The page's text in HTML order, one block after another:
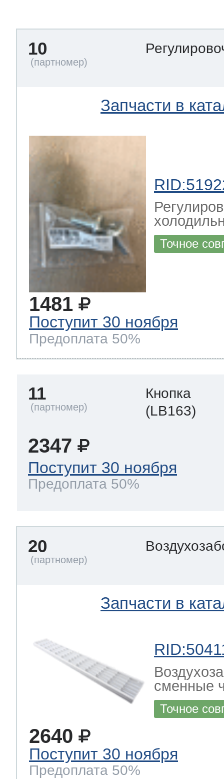
холод.камер
10
Запчасти в
Точное
1481
Поступит 30 ноября
Предоплата 50%
11
Кнопка
(LB163)
2347
Поступит 30 ноября
Предоплата 50%
20
Запчасти в
сменные
Точное
2640
Поступит 30 ноября
Предоплата 50%